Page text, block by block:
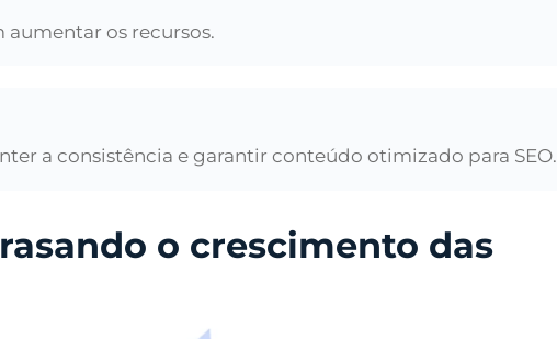
aumentar os recursos.
a consistência e garantir conteúdo otimizado para SEO.
o crescimento das